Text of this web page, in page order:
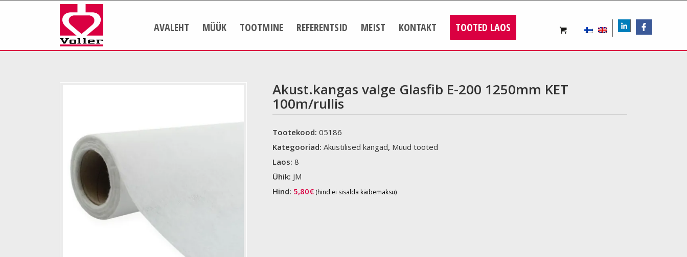
FB
LIn
AVALEHT MÜÜK TOOTMINE REFERENTSID MEIST KONTAKT TOOTED LAOS
Akust.kangas valge Glasfib E-200 1250mm KET
100m/rullis
Tootekood:05186
Kategooriad:Akustilised kangad, Muud tooted
Laos:8
Ühik: JM
Hind: 5,80€ (hind ei sisalda käibemaksu)